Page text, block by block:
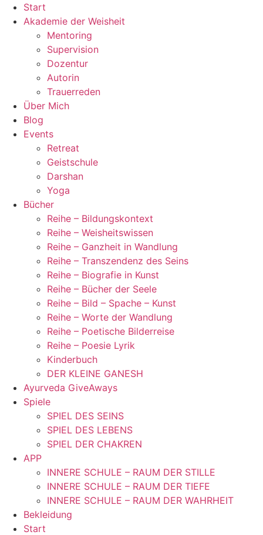
Zum
Inhalt
wechseln
Start
Akademie der Weisheit
Mentoring
Supervision
Dozentur
Autorin
Trauerreden
Über Mich
Blog
Events
Retreat
Geistschule
Darshan
Yoga
Bücher
Reihe – Bildungskontext
Reihe – Weisheitswissen
Reihe – Ganzheit in Wandlung
Reihe – Transzendenz des Seins
Reihe – Biografie in Kunst
Reihe – Bücher der Seele
Reihe – Bild – Spache – Kunst
Reihe – Worte der Wandlung
Reihe – Poetische Bilderreise
Reihe – Poesie Lyrik
Kinderbuch
DER KLEINE GANESH
Ayurveda GiveAways
Spiele
SPIEL DES SEINS
SPIEL DES LEBENS
SPIEL DER CHAKREN
APP
INNERE SCHULE – RAUM DER STILLE
INNERE SCHULE – RAUM DER TIEFE
INNERE SCHULE – RAUM DER WAHRHEIT
Bekleidung
Start